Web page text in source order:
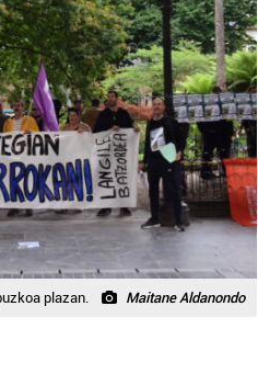
plazan. Maitane Aldanondo